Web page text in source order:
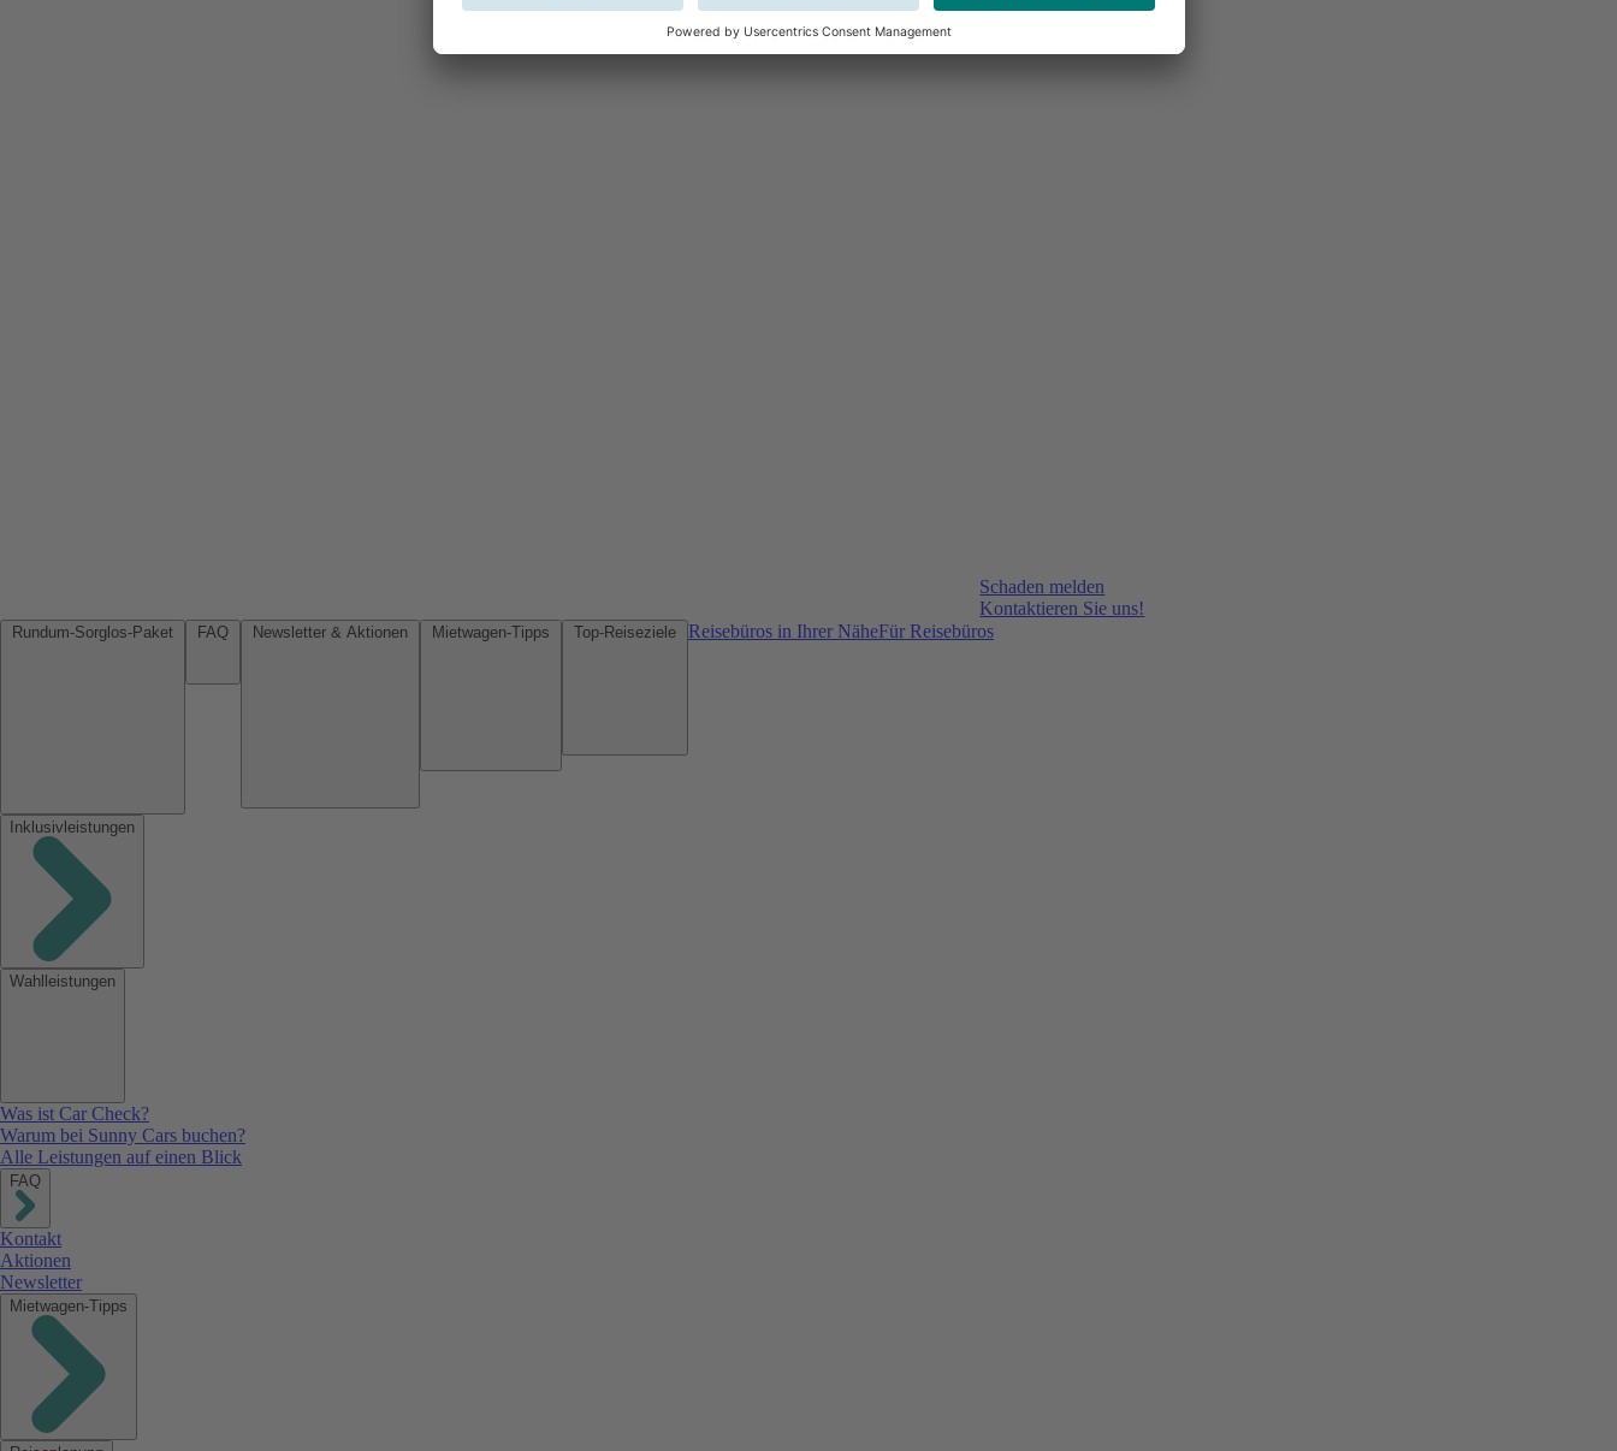
Schaden melden
Kontaktieren Sie uns!
Reisebüros in Ihrer NäheFür Reisebüros
Inklusivleistungen
Wahlleistungen
Was ist Car Check?
Warum bei Sunny Cars buchen?
Alle Leistungen auf einen Blick
FAQ
Kontakt
Aktionen
Newsletter
Mietwagen-Tipps